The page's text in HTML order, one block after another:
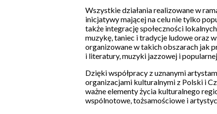
Wszystkie działania realizowane w
inicjatywy mającej na celu nie tylko
także integrację społeczności
muzykę, taniec i tradycje ludowe oraz
organizowane w takich obszarach jak
i literatury, muzyki jazzowej i
Dzięki współpracy z uznanymi
organizacjami kulturalnymi z Polski i
ważne elementy życia kulturalnego
wspólnotowe, tożsamościowe i